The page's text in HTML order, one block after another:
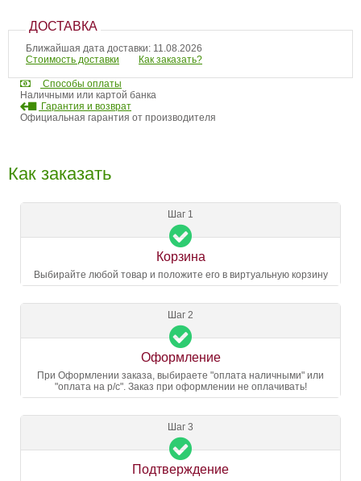
ДОСТАВКА
Ближайшая дата доставки: 11.08.2026
Стоимость доставки
Как заказать?
Способы оплаты
Наличными или картой банка
Гарантия и возврат
Официальная гарантия от производителя
Как заказать
Шаг 1
Корзина
Выбирайте любой товар и положите его в виртуальную корзину
Шаг 2
Оформление
При Оформлении заказа, выбираете "оплата наличными" или
"оплата на р/с". Заказ при оформлении не оплачивать!
Шаг 3
Подтверждение